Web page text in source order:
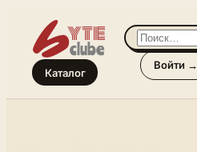
Каталог
Войти →